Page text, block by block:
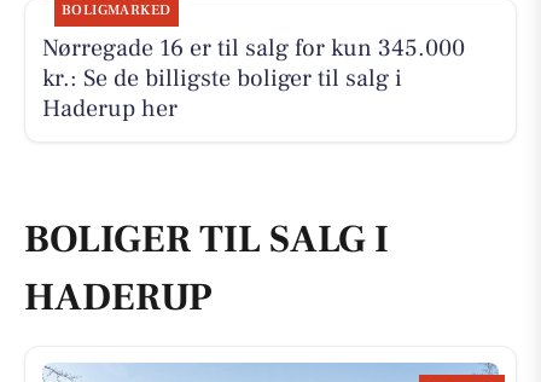
BOLIGMARKED
Nørregade 16 er til salg for kun 345.000
kr.: Se de billigste boliger til salg i
Haderup her
BOLIGER TIL SALG I
HADERUP